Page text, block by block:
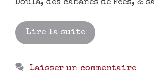
Doula, des cabanes de Fées, &
Lire la suite
Laisser un commentaire